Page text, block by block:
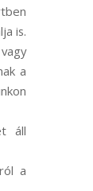
is.
a
áll
a